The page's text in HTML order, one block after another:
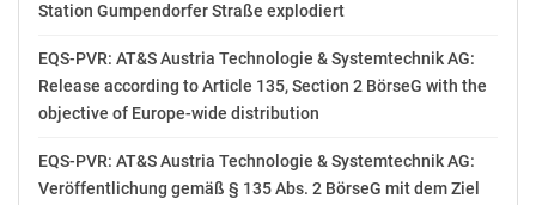
Station Gumpendorfer Straße explodiert
EQS-PVR: AT&S Austria Technologie & Systemtechnik AG:
Release according to Article 135, Section 2 BörseG with the
objective of Europe-wide distribution
EQS-PVR: AT&S Austria Technologie & Systemtechnik AG:
Veröffentlichung gemäß § 135 Abs. 2 BörseG mit dem Ziel